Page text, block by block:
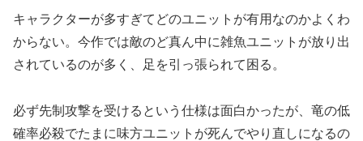
キャラクターが多すぎてどのユニットが有用なのかよくわ
からない。今作では敵のど真ん中に雑魚ユニットが放り出
されているのが多く、足を引っ張られて困る。
必ず先制攻撃を受けるという仕様は面白かったが、竜の低
確率必殺でたまに味方ユニットが死んでやり直しになるの